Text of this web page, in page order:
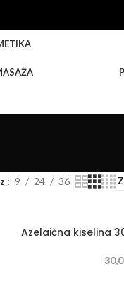
9 24 36
Azelaična kiselina